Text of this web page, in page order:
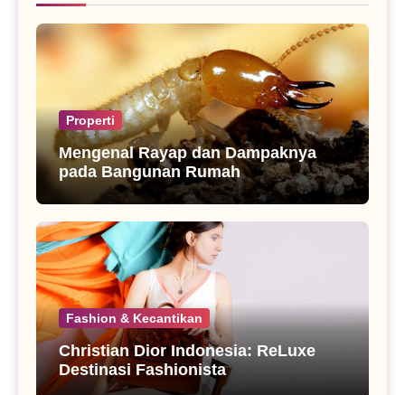
Properti
Mengenal Rayap dan Dampaknya
pada Bangunan Rumah
Fashion & Kecantikan
Christian Dior Indonesia: ReLuxe
Destinasi Fashionista